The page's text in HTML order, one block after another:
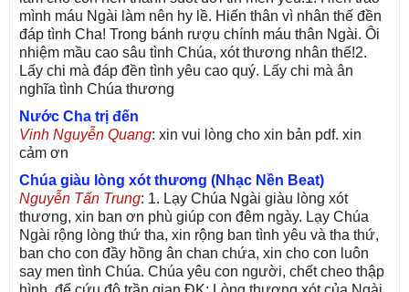
mình máu Ngài làm nên hy lề. Hiến thân vì nhân thế đền
đáp tình Cha! Trong bánh rượu chính máu thân Ngài. Ôi
nhiệm mầu cao sâu tình Chúa, xót thương nhân thế!2.
Lấy chi mà đáp đền tình yêu cao quý. Lấy chi mà ân
nghĩa tình Chúa thương
Nước Cha trị đến
Vinh Nguyễn Quang: xin vui lòng cho xin bản pdf. xin
cảm ơn
Chúa giàu lòng xót thương (Nhạc Nền Beat)
Nguyễn Tấn Trung: 1. Lạy Chúa Ngài giàu lòng xót
thương, xin ban ơn phù giúp con đêm ngày. Lạy Chúa
Ngài rộng lòng thứ tha, xin rộng ban tình yêu và tha thứ,
ban cho con đầy hồng ân chan chứa, xin cho con luôn
say men tình Chúa. Chúa yêu con người, chết cheo thập